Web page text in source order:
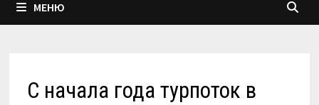
МЕНЮ
С начала года турпоток в